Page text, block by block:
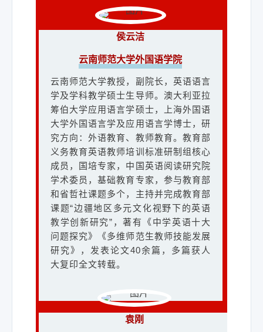
今为止公开发表论文30余篇，主编《心
灵舞者——云南乡村英语教师教育叙事
李琤
云南师范大学外国语学院
云南师范大学副教授，硕士生导师, 加拿
大纽芬兰纪念大学博士(外语教育方
向), 国家留学基金赴澳大利亚访问学
者。研究方向: 第二语言教育，中国语境
下的外语教学，新媒体话语，对外话
语。
云南师范大学副教授，硕士生导师。研
究方向：英语教学2018年，第九届“外教
带头人，人教社小学英语教材培训专家
，合肥师范学院教育硕士专业学位研究
生兼职导师，淮南师范学院客座教授，
科学出版社义务教育阶段小学英语教材
三下、五上、六上下，参编国际理解力
等课程，在CN刊物（含核心期刊）上发
表论文三十多篇，出版专著二部。
关红玲
昆明五华区基础教育发展研究院
昆明市五华区基础教育发展研究院小学
英语教研员，云南省骨干教师、昆明教
学名师、昆明市优秀教师、昆明市小学
英语学科带头人、五华区名师工作室主
持人。获第十五届全国小学英语课堂教
区级课题10项；组织编写区域小学英语
一二年级自然拼读学习资源《Happy
侯云洁
云南师范大学外国语学院
云南师范大学教授，副院长，英语语言
学及学科教学硕士生导师。澳大利亚拉
筹伯大学应用语言学硕士，上海外国语
大学外国语言学及应用语言学博士，研
究方向：外语教育、教师教育。教育部
义务教育英语教师培训标准研制组核心
成员，国培专家，中国英语阅读研究院
学术委员，基础教育专家，参与教育部
和省哲社课题多个，主持并完成教育部
课题“边疆地区多元文化视野下的英语
教学创新研究”，著有《中学英语十大
问题探究》《多维师范生教师技能发展
研究》，发表论文40余篇，多篇获人
大复印全文转载。
袁刚